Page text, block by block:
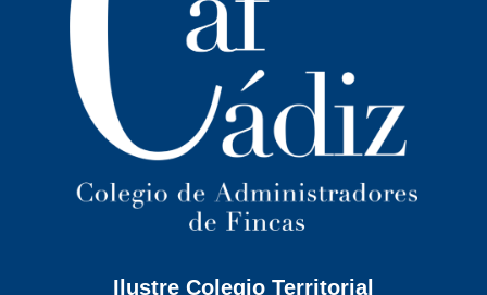
Ilustre Colegio Territorial